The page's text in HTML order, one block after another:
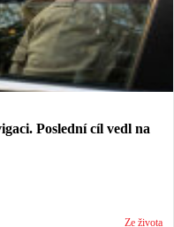
Poslední cíl vedl na
Ze života